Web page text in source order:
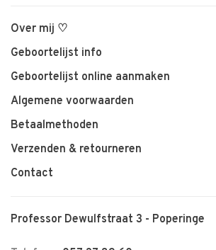
Over mij ♡
Geboortelijst info
Geboortelijst online aanmaken
Algemene voorwaarden
Betaalmethoden
Verzenden & retourneren
Contact
Professor Dewulfstraat 3 - Poperinge